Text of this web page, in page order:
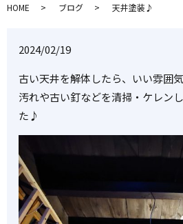
HOME ブログ 天井塗装♪
2024/02/19
古い天井を解体したら、いい雰囲
汚れや古い釘などを清掃・ケレン
た♪